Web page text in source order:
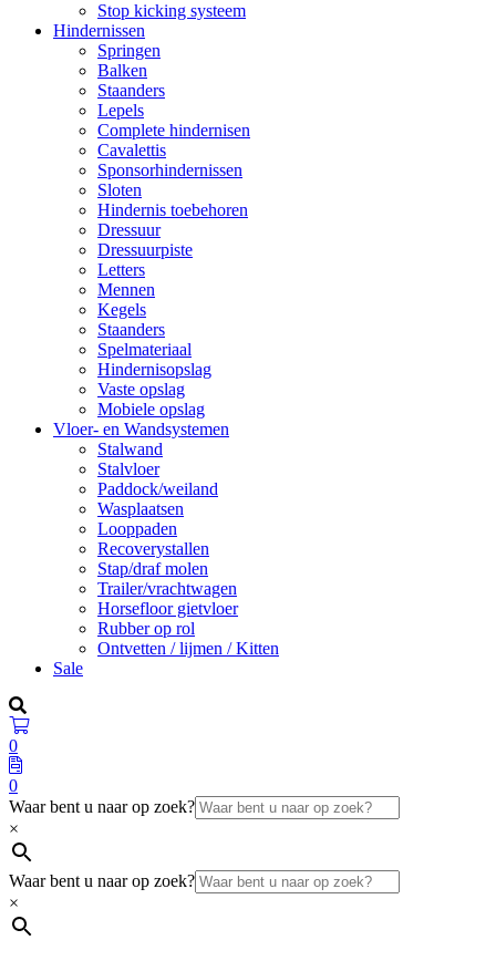
Stop kicking systeem
Hindernissen
Springen
Balken
Staanders
Lepels
Complete hindernisen
Cavalettis
Sponsorhindernissen
Sloten
Hindernis toebehoren
Dressuur
Dressuurpiste
Letters
Mennen
Kegels
Staanders
Spelmateriaal
Hindernisopslag
Vaste opslag
Mobiele opslag
Vloer- en Wandsystemen
Stalwand
Stalvloer
Paddock/weiland
Wasplaatsen
Looppaden
Recoverystallen
Stap/draf molen
Trailer/vrachtwagen
Horsefloor gietvloer
Rubber op rol
Ontvetten / lijmen / Kitten
Sale
0
0
Waar bent u naar op zoek?
×
Waar bent u naar op zoek?
×